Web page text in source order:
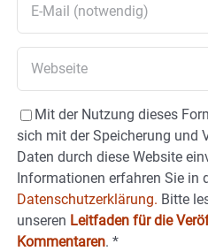
Mit der Nutzung dieses
sich mit der Speicherung und
Daten durch diese Website
Informationen erfahren Sie in
Datenschutzerklärung. Bitte
unseren Leitfaden für die
Kommentaren. *